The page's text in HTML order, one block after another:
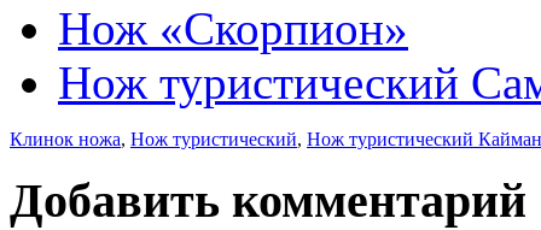
Нож «Скорпион»
Нож туристический
Клинок ножа, Нож туристический, Нож туристический Кайман
Добавить комментарий